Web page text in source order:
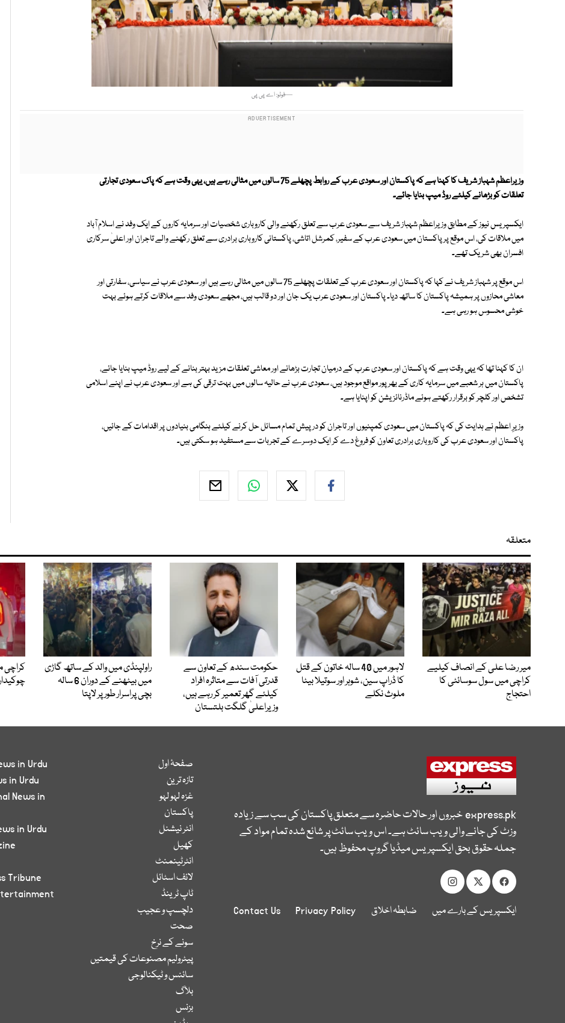
—فوٹو: اے پی پی
وزیراعظم شہباز شریف کا کہنا ہے کہ پاکستان اور سعودی عرب کے روابط پچھلے 75 سالوں میں مثالی رہے ہیں، یہی وقت ہے کہ پاک سعودی تجارتی
تعلقات کو بڑھانے کیلئے روڈ میپ بنایا جائے۔
ایکسپریس نیوز کے مطابق وزیراعظم شہباز شریف سے سعودی عرب سے تعلق رکھنے والی کاروباری شخصیات اور سرمایہ کاروں کے ایک وفد نے اسلام آباد
میں ملاقات کی، اس موقع پر پاکستان میں سعودی عرب کے سفیر، کمرشل اتاشی، پاکستانی کاروباری برادری سے تعلق رکھنے والے تاجران اور اعلیٰ سرکاری
افسران بھی شریک تھے۔
اس موقع پر شہباز شریف نے کہا کہ پاکستان اور سعودی عرب کے تعلقات پچھلے 75 سالوں میں مثالی رہے ہیں اور سعودی عرب نے سیاسی، سفارتی اور
معاشی محازوں پر ہمیشہ پاکستان کا ساتھ دیا۔ پاکستان اور سعودی عرب یک جان اور دو قالب ہیں، مجھے سعودی وفد سے ملاقات کرتے ہوئے بہت
خوشی محسوس ہو رہی ہے۔
ان کا کہنا تھا کہ یہی وقت ہے کہ پاکستان اور سعودی عرب کے درمیان تجارت بڑھانے اور معاشی تعلقات مزید بہتر بنانے کے لیے روڈ میپ بنایا جائے،
پاکستان میں ہر شعبے میں سرمایہ کاری کے بھرپور مواقع موجود ہیں، سعودی عرب نے حالیہ سالوں میں بہت ترقی کی ہے اور سعودی عرب نے اپنے اسلامی
تشخص اور کلچر کو برقرار رکھتے ہوئے ماڈرنائزیشن کو اپنایا ہے۔
وزیرِ اعظم نے ہدایت کی کہ پاکستان میں سعودی کمپنیوں اور تاجران کو درپیش تمام مسائل حل کرنے کیلئے ہنگامی بنیادوں پر اقدامات کے جائیں،
پاکستان اور سعودی عرب کی کاروباری برادری تعاون کو فروغ دے کر ایک دوسرے کے تجربات سے مستفید ہو سکتی ہیں۔
متعلقہ
میر رضا علی کے انصاف کیلیے
کراچی میں سول سوسائٹی کا
احتجاج
لاہور میں 40 سالہ خاتون کے قتل
کا ڈراپ سین، شوہر اور سوتیلا بیٹا
ملوث نکلے
حکومت سندھ کے تعاون سے
قدرتی آفات سے متاثرہ افراد
کیلئے گھر تعمیر کر رہے ہیں،
وزیراعلیٰ گلگت بلتستان
راولپنڈی میں والد کے ساتھ گاڑی
میں بیٹھنے کے دوران 6 سالہ
بچی پراسرار طور پر لاپتا
کراچی
express.pkخبروں اور حالات حاضرہ سے متعلق پاکستان کی سب سے زیادہ
وزٹ کی جانے والی ویب سائٹ ہے۔ اس ویب سائٹ پر شائع شدہ تمام مواد کے
جملہ حقوق بحق ایکسپریس میڈیا گروپ محفوظ ہیں۔
ایکسپریس کے بارے میں ضابطہ اخلاق Privacy Policy
Contact Us
صفحۂ اول
تازہ ترین
غزہ لہو لہو
پاکستان
انٹر نیشنل
کھیل
انٹرٹینمنٹ
لائف اسٹائل
ٹاپ ٹرینڈ
دلچسپ و عجیب
صحت
سونے کے نرخ
پیٹرولیم مصنوعات کی قیمتیں
سائنس و ٹیکنالوجی
بلاگ
بزنس
in Urdu
in Urdu
News in
in Urdu
Tribune